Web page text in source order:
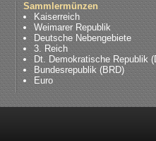
Sammlermünzen
Kaiserreich
Weimarer Republik
Deutsche Nebengebiete
3. Reich
Dt. Demokratische Republik
Bundesrepublik (BRD)
Euro